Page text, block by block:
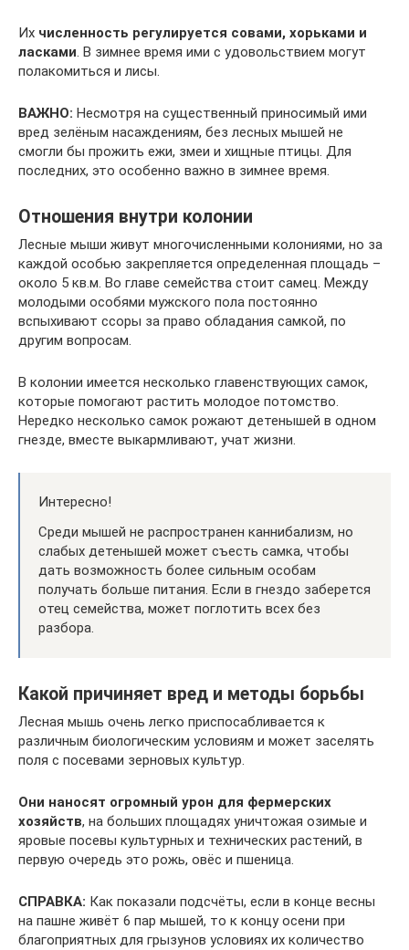
Их численность регулируется совами, хорьками и
ласками. В зимнее время ими с удовольствием могут
полакомиться и лисы.
ВАЖНО: Несмотря на существенный приносимый ими
вред зелёным насаждениям, без лесных мышей не
смогли бы прожить ежи, змеи и хищные птицы. Для
последних, это особенно важно в зимнее время.
Отношения внутри колонии
Лесные мыши живут многочисленными колониями, но за
каждой особью закрепляется определенная площадь –
около 5 кв.м. Во главе семейства стоит самец. Между
молодыми особями мужского пола постоянно
вспыхивают ссоры за право обладания самкой, по
другим вопросам.
В колонии имеется несколько главенствующих самок,
которые помогают растить молодое потомство.
Нередко несколько самок рожают детенышей в одном
гнезде, вместе выкармливают, учат жизни.
Интересно!
Среди мышей не распространен каннибализм, но
слабых детенышей может съесть самка, чтобы
дать возможность более сильным особам
получать больше питания. Если в гнездо заберется
отец семейства, может поглотить всех без
разбора.
Какой причиняет вред и методы борьбы
Лесная мышь очень легко приспосабливается к
различным биологическим условиям и может заселять
поля с посевами зерновых культур.
Они наносят огромный урон для фермерских
хозяйств, на больших площадях уничтожая озимые и
яровые посевы культурных и технических растений, в
первую очередь это рожь, овёс и пшеница.
СПРАВКА: Как показали подсчёты, если в конце весны
на пашне живёт 6 пар мышей, то к концу осени при
благоприятных для грызунов условиях их количество